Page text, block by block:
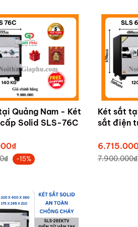
Quảng Nam - Két
Solid SLS-76C
-15%
Két sắt
sắt điện
7.900.000₫